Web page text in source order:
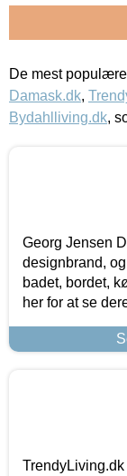
De mest
Damask.dk,
Bydahlliving.dk,
Georg Jensen
designbrand,
badet, bordet,
her for at se